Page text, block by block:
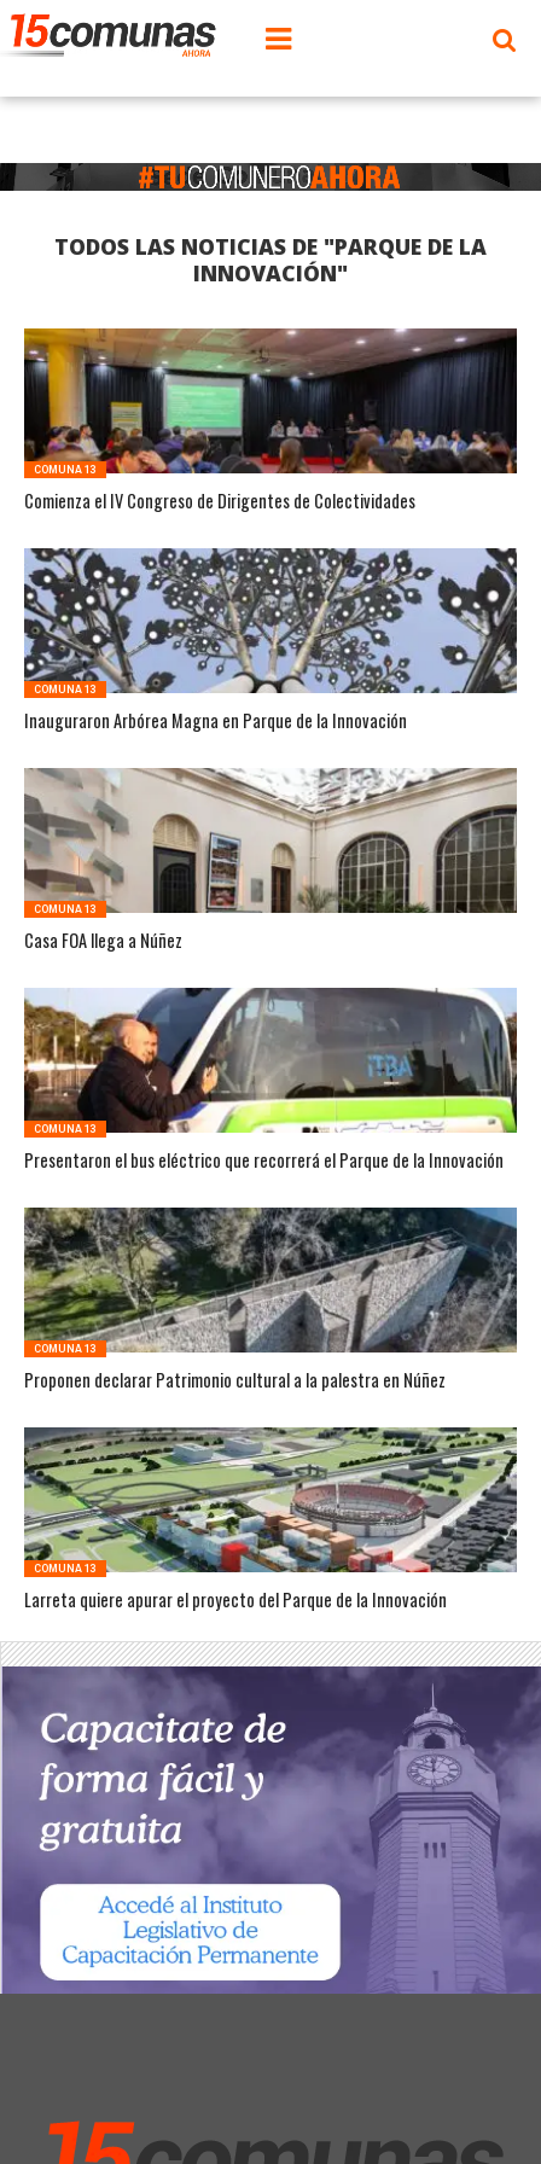
TODOS LAS NOTICIAS DE "PARQUE DE LA
INNOVACIÓN"
COMUNA 13
Comienza el IV Congreso de Dirigentes de Colectividades
COMUNA 13
Inauguraron Arbórea Magna en Parque de la Innovación
COMUNA 13
Casa FOA llega a Núñez
COMUNA 13
Presentaron el bus eléctrico que recorrerá el Parque de la Innovación
COMUNA 13
Proponen declarar Patrimonio cultural a la palestra en Núñez
COMUNA 13
Larreta quiere apurar el proyecto del Parque de la Innovación